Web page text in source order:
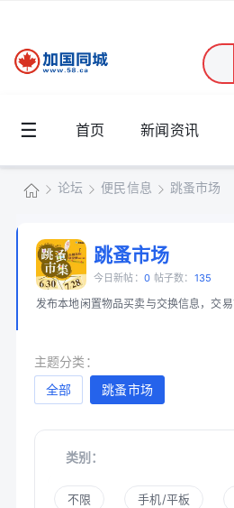
☰ 首页 新闻资讯
国
同
城
»
论坛
›
便民信息
›
跳蚤市场
跳蚤市场
今日新帖： 0 帖子数： 135
主题分类：
全部
跳蚤市场
类别：
不限 手机/平板